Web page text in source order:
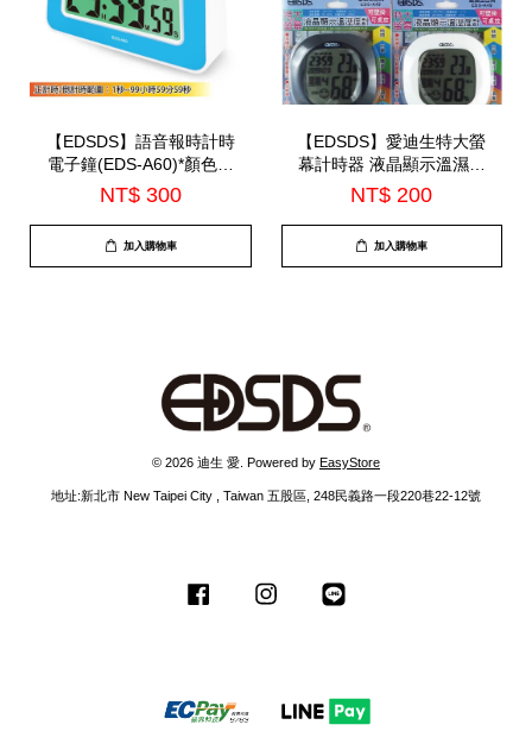
【EDSDS】語音報時計時
電子鐘(EDS-A60)*顏色隨
機出*
NT$ 300
加入購物車
【EDSDS】愛迪生特大螢
幕計時器 液晶顯示溫濕度
計 可掛壁可桌放(EDS-
A49)*顏色隨機出*
NT$ 200
加入購物車
© 2026 迪生 愛. Powered by EasyStore
地址:新北市 New Taipei City , Taiwan 五股區, 248民義路一段220巷22-12號
Facebook Instagram